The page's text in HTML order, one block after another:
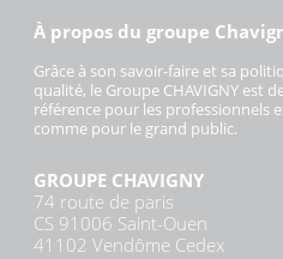
À propos du groupe
Grâce à son savoir-faire et sa
qualité, le Groupe CHAVIGNY est
référence pour les professionnels
comme pour le grand public.
GROUPE CHAVIGNY
74 route de paris
CS 91006 Saint-Ouen
41102 Vendôme Cedex